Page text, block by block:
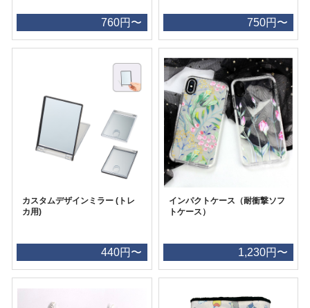
760円〜 750円〜
カスタムデザインミラー (トレ
カ用)
440円〜
インパクトケース（耐衝撃ソフ
トケース）
1,230円〜